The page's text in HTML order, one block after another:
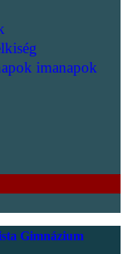
imanapok
Gimnázium